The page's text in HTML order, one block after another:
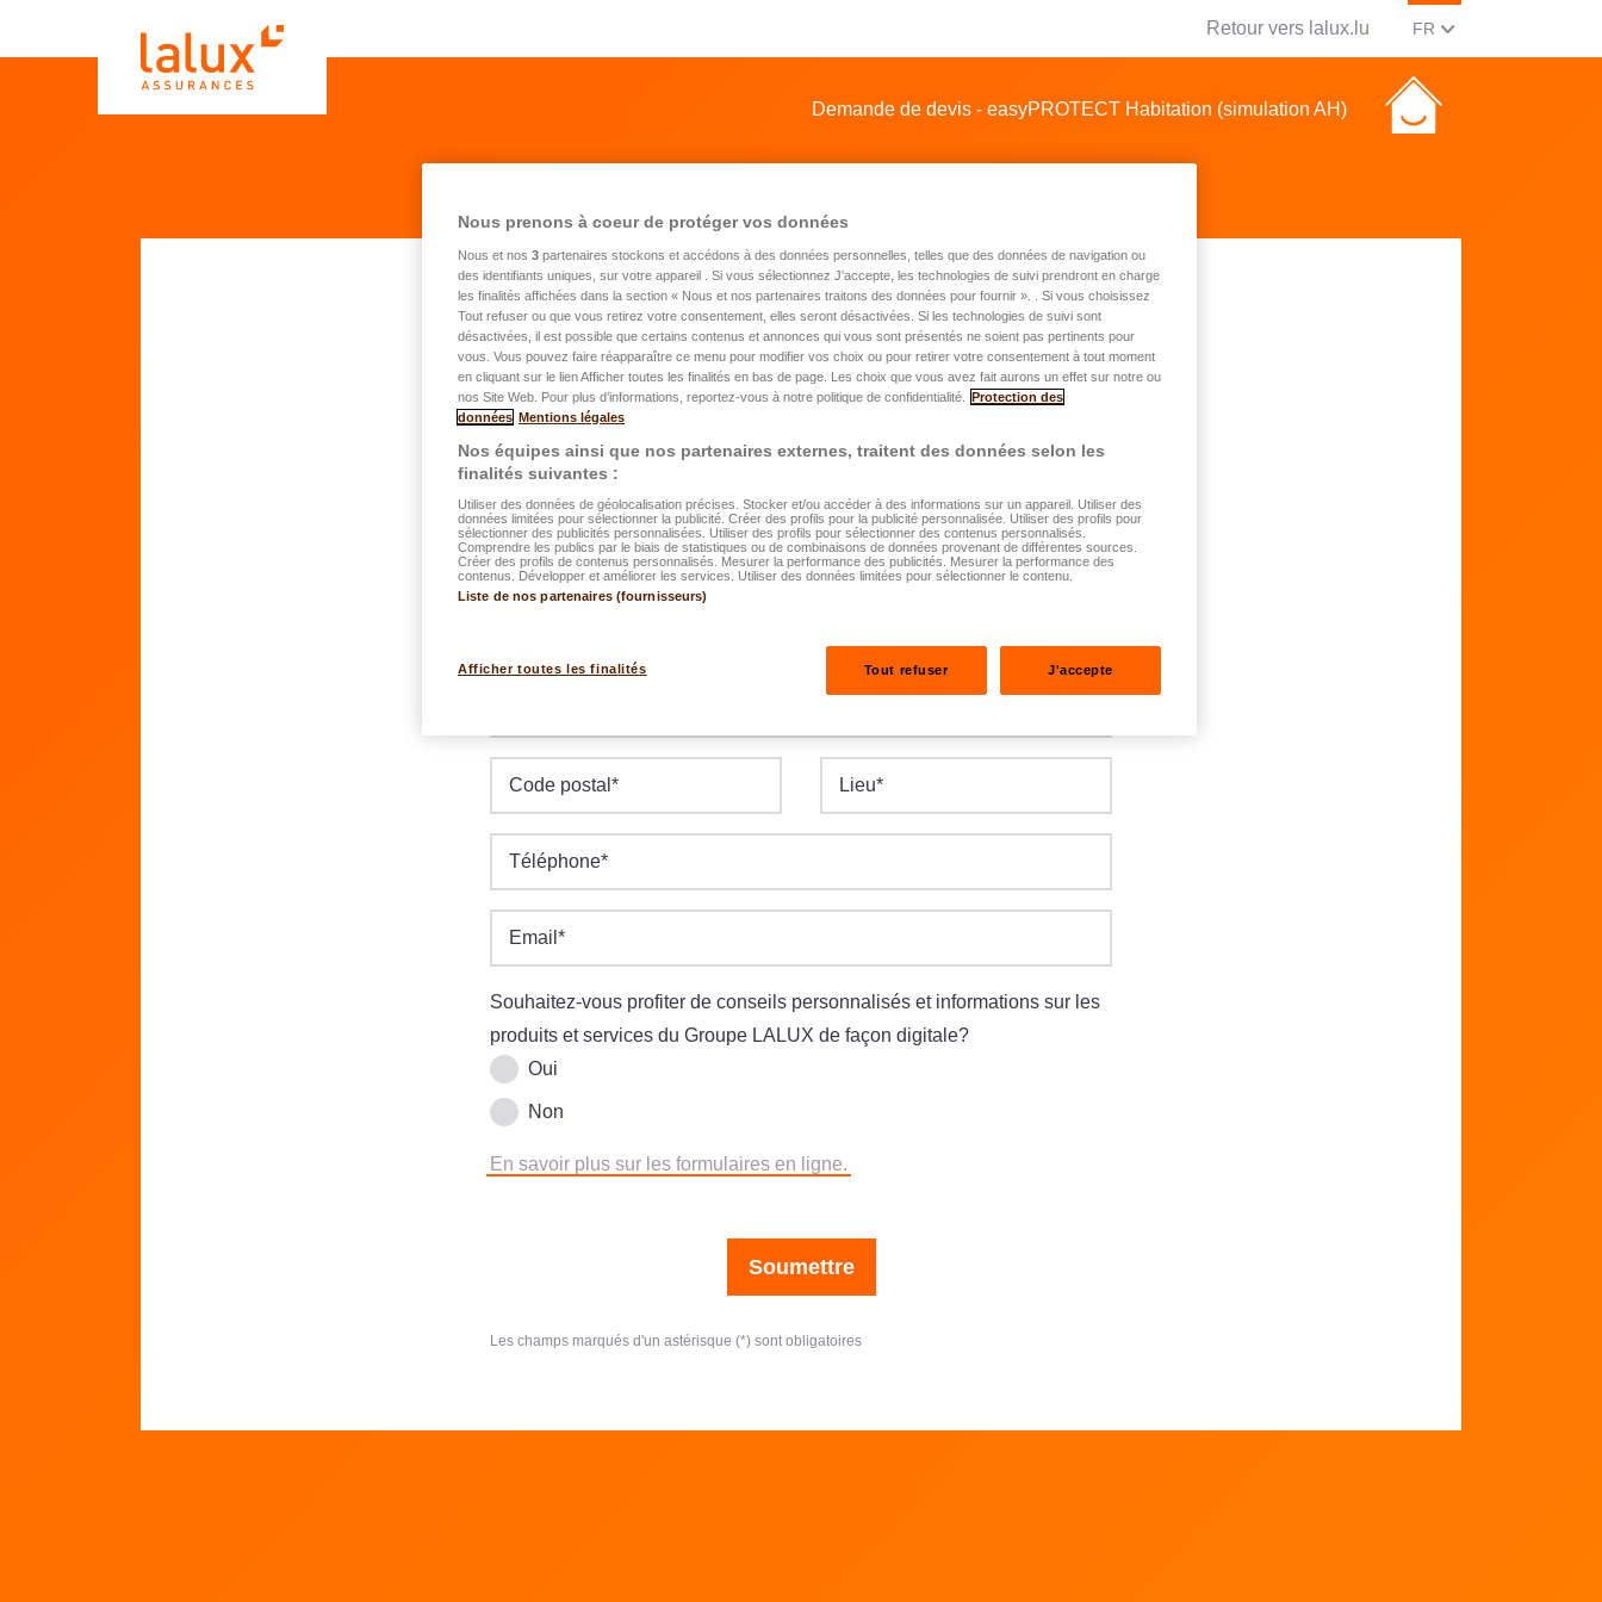
Retour vers lalux.lu CHANGER LA
FR (FRANCAIS)
Demande de devis - easyPROTECT Habitation (simulation AH)
Demande de devis pour une assurance
habitation
Prénom*
Nom*
Date de naissance
Code postal * Lieu*
Téléphone*
Email *
Souhaitez-vous profiter de conseils personnalisés et informations sur les
produits et services du Groupe LALUX de façon digitale?
Oui
Non
En savoir plus sur les formulaires en ligne.
Soumettre
Les champs marqués d'un astérisque (*) sont obligatoires
Nous prenons à coeur de protéger vos données
Nous et nos 3 partenaires stockons et accédons à des données personnelles, telles que des données de navigation ou
des identifiants uniques, sur votre appareil . Si vous sélectionnez J'accepte, les technologies de suivi prendront en charge
les finalités affichées dans la section « Nous et nos partenaires traitons des données pour fournir ». . Si vous choisissez
Tout refuser ou que vous retirez votre consentement, elles seront désactivées. Si les technologies de suivi sont
désactivées, il est possible que certains contenus et annonces qui vous sont présentés ne soient pas pertinents pour
vous. Vous pouvez faire réapparaître ce menu pour modifier vos choix ou pour retirer votre consentement à tout moment
en cliquant sur le lien Afficher toutes les finalités en bas de page. Les choix que vous avez fait aurons un effet sur notre ou
nos Site Web. Pour plus d’informations, reportez-vous à notre politique de confidentialité.
Protection des
données Mentions légales
Nos équipes ainsi que nos partenaires externes, traitent des données selon les
finalités suivantes :
Utiliser des données de géolocalisation précises. Stocker et/ou accéder à des informations sur un appareil. Utiliser des
données limitées pour sélectionner la publicité. Créer des profils pour la publicité personnalisée. Utiliser des profils pour
sélectionner des publicités personnalisées. Utiliser des profils pour sélectionner des contenus personnalisés.
Comprendre les publics par le biais de statistiques ou de combinaisons de données provenant de différentes sources.
Créer des profils de contenus personnalisés. Mesurer la performance des publicités. Mesurer la performance des
contenus. Développer et améliorer les services. Utiliser des données limitées pour sélectionner le contenu.
Liste de nos partenaires (fournisseurs)
Afficher toutes les finalités Tout refuser J'accepte